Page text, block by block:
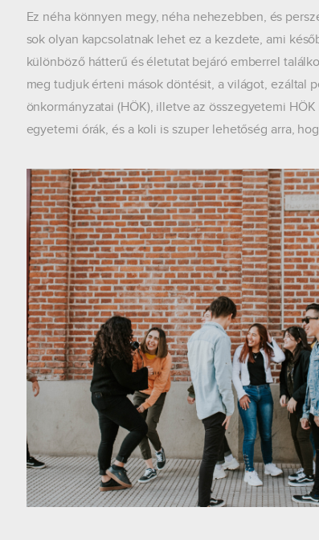
Ez néha könnyen megy, néha nehezebben, és
sok olyan kapcsolatnak lehet ez a kezdete, ami
különböző hátterű és életutat bejáró emberrel
meg tudjuk érteni mások döntésit, a világot, ezáltal
önkormányzatai (HÖK), illetve az összegyetemi
egyetemi órák, és a koli is szuper lehetőség arra,